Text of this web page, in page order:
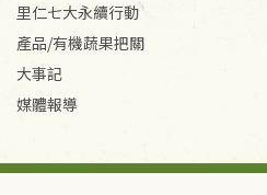
里仁七大永續行動
產品/有機蔬果把關
大事記
媒體報導